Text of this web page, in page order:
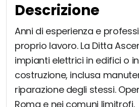
Descrizione
Anni di esperienza e
proprio lavoro. La Ditta
impianti elettrici in edifici o
costruzione, inclusa
riparazione degli stessi.
Roma e nei comuni limitrofi.